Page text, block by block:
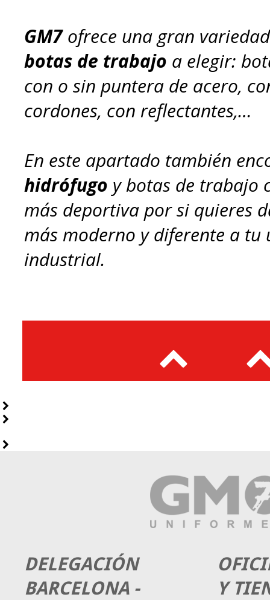
GM7ofrece una gran
botas de trabajo a elegir:
con o sin puntera de acero,
cordones, con reflectantes,…
En este apartado también
hidrófugo y botas de trabajo
más deportiva por si quieres
más moderno y diferente a tu
industrial.
Y
DELEGACIÓN
BARCELONA -